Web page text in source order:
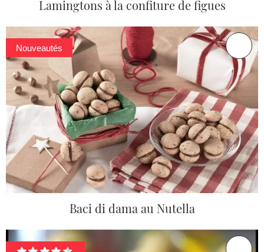
Lamingtons à la confiture de figues
Nouveautés
Baci di dama au Nutella